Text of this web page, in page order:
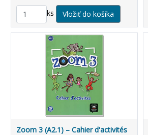
ks
Zoom 3 (A2.1) – Cahier d'activités